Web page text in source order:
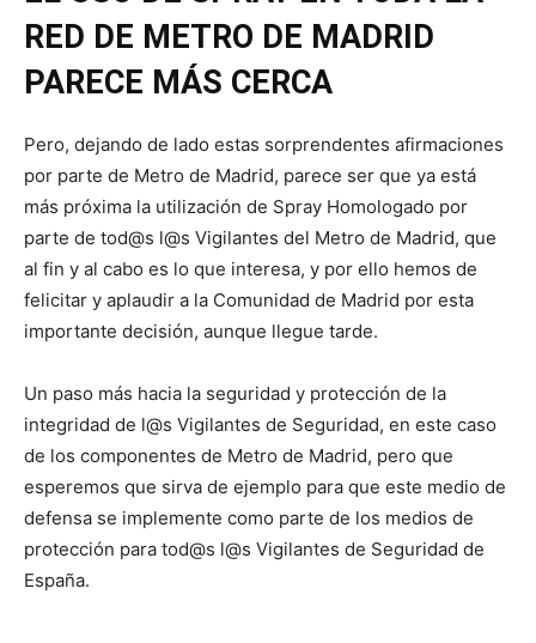
RED DE METRO DE MADRID
PARECE MÁS CERCA
Pero, dejando de lado estas sorprendentes afirmaciones
por parte de Metro de Madrid, parece ser que ya está
más próxima la utilización de Spray Homologado por
parte de tod@s l@s Vigilantes del Metro de Madrid, que
al fin y al cabo es lo que interesa, y por ello hemos de
felicitar y aplaudir a la Comunidad de Madrid por esta
importante decisión, aunque llegue tarde.
Un paso más hacia la seguridad y protección de la
integridad de l@s Vigilantes de Seguridad, en este caso
de los componentes de Metro de Madrid, pero que
esperemos que sirva de ejemplo para que este medio de
defensa se implemente como parte de los medios de
protección para tod@s l@s Vigilantes de Seguridad de
España.